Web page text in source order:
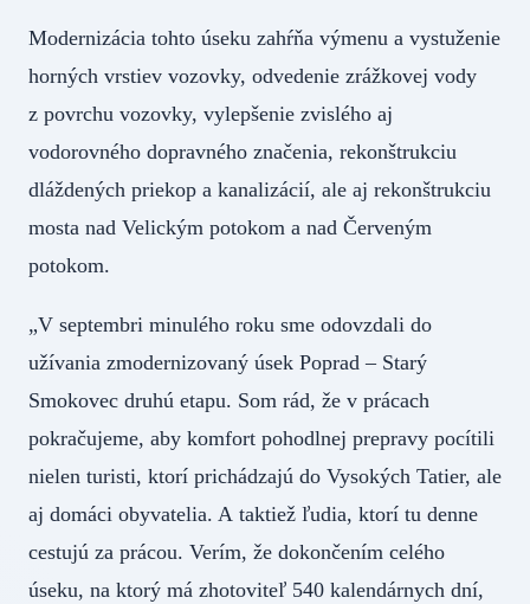
Modernizácia tohto úseku zahŕňa výmenu a vystuženie
horných vrstiev vozovky, odvedenie zrážkovej vody
z povrchu vozovky, vylepšenie zvislého aj
vodorovného dopravného značenia, rekonštrukciu
dláždených priekop a kanalizácií, ale aj rekonštrukciu
mosta nad Velickým potokom a nad Červeným
potokom.
„V septembri minulého roku sme odovzdali do
užívania zmodernizovaný úsek Poprad – Starý
Smokovec druhú etapu. Som rád, že v prácach
pokračujeme, aby komfort pohodlnej prepravy pocítili
nielen turisti, ktorí prichádzajú do Vysokých Tatier, ale
aj domáci obyvatelia. A taktiež ľudia, ktorí tu denne
cestujú za prácou. Verím, že dokončením celého
úseku, na ktorý má zhotoviteľ 540 kalendárnych dní,